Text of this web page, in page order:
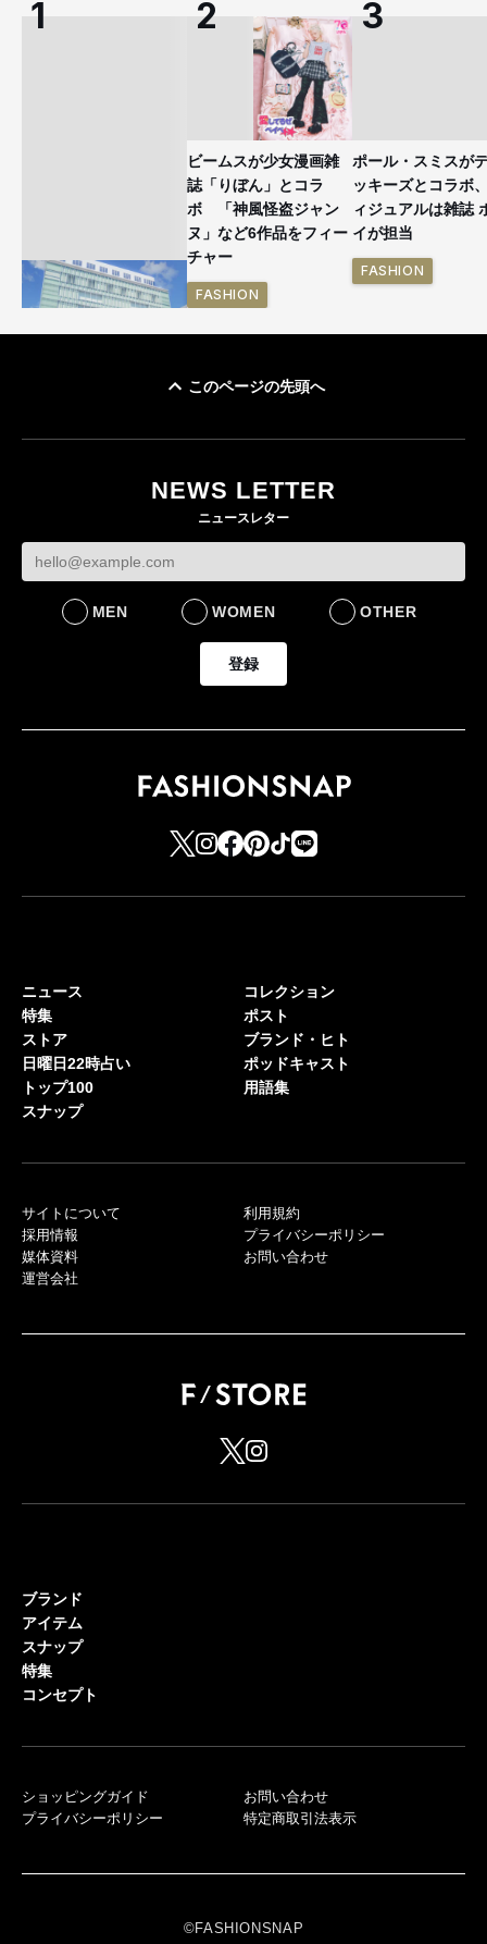
ビームスが少女漫画雑
誌「りぼん」とコラ
ボ 「神風怪盗ジャン
ヌ」など6作品をフィー
チャー
FASHION
ポール・スミスが
ッキーズとコラボ
ィジュアルは雑誌
イが担当
FASHION
このページの先頭へ
NEWS LETTER
ニュースレター
MEN WOMEN OTHER
登録
ニュース
特集
ストア
日曜日22時占い
トップ100
スナップ
コレクション
ポスト
ブランド・ヒト
ポッドキャスト
用語集
サイトについて
採用情報
媒体資料
運営会社
利用規約
プライバシーポリシー
お問い合わせ
ブランド
アイテム
スナップ
特集
コンセプト
ショッピングガイド
プライバシーポリシー
お問い合わせ
特定商取引法表示
©FASHIONSNAP